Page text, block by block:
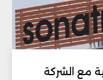
مع الشركة